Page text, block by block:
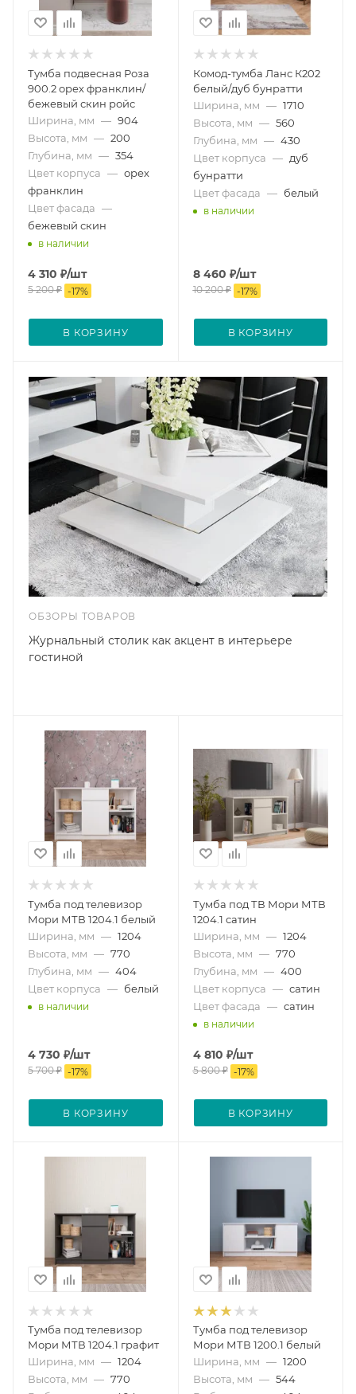
Тумба подвесная Роза
900.2 орех франклин/
бежевый скин ройс
Ширина, мм — 904
Высота, мм — 200
Глубина, мм — 354
Цвет корпуса — орех
франклин
Цвет фасада —
бежевый скин
в наличии
4 310 ₽/шт
5 200₽ -17%
В КОРЗИНУ
Комод-тумба Ланс К202
белый/дуб бунратти
Ширина, мм — 1710
Высота, мм — 560
Глубина, мм — 430
Цвет корпуса — дуб
бунратти
Цвет фасада — белый
в наличии
8 460 ₽/шт
10 200₽ -17%
В КОРЗИНУ
ОБЗОРЫ ТОВАРОВ
Журнальный столик как акцент в интерьере
гостиной
Тумба под телевизор
Мори МТВ 1204.1 белый
Ширина, мм — 1204
Высота, мм — 770
Глубина, мм — 404
Цвет корпуса — белый
в наличии
4 730 ₽/шт
5 700₽ -17%
В КОРЗИНУ
Тумба под ТВ Мори МТВ
1204.1 сатин
Ширина, мм — 1204
Высота, мм — 770
Глубина, мм — 400
Цвет корпуса — сатин
Цвет фасада — сатин
в наличии
4 810 ₽/шт
5 800₽ -17%
В КОРЗИНУ
Тумба под телевизор
Мори МТВ 1204.1 графит
Ширина, мм — 1204
Высота, мм — 770
Тумба под телевизор
Мори МТВ 1200.1 белый
Ширина, мм — 1200
Высота, мм — 544